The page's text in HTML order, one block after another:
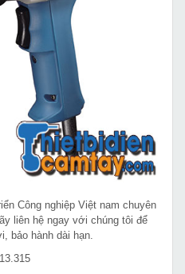
Công nghiệp Việt nam chuyên
liên hệ ngay với chúng tôi để
bảo hành dài hạn.